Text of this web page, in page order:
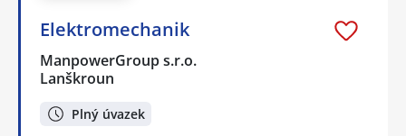
Elektromechanik
ManpowerGroup s.r.o.
Lanškroun
Plný úvazek